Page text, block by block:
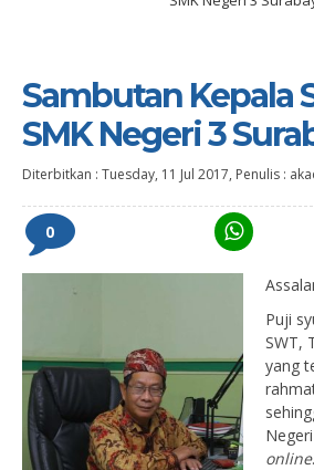
Sambutan Kepala
SMK Negeri 3
Diterbitkan : Tuesday, 11 Jul 2017, Penulis :
0
Puji
SWT,
yang
online